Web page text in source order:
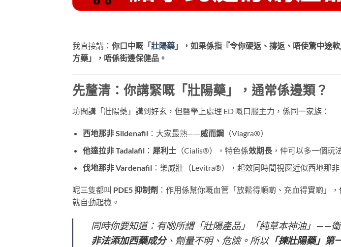
我直接講： 你口中嘅「壯陽藥 」，如果係指『令你硬返、撐返、唔使驚中途
方藥」，唔係街邊保健品。
先釐清：你講緊嘅「壯陽藥」，通常係邊類？
坊間講「壯陽藥」講到好玄，但醫學上處理 ED 嘅口服主力，係同一家族：
西地那非 Sildenafil：大家最熟——威而鋼 （Viagra®）
他達拉非 Tadalafil： 犀利士（Cialis®），特色係效期長，仲可以多一個玩
伐地那非 Vardenafil：樂威壯（Levitra®），起效同時間視窗近似西地那
呢三隻都叫 PDE5 抑制劑 ：作用係幫你嘅血管「放鬆得順啲、充血得實啲」，
就自動起機。
同時你要知道：有啲所謂「壯陽產品」「純草本神油」——
非法添加西藥成分、劑量不明、危險。所以「揀壯陽藥」第